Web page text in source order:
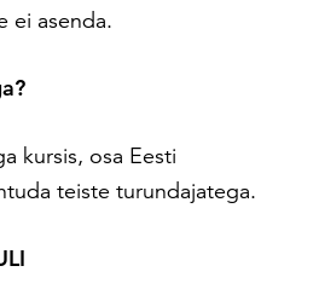
ei asenda.
kursis, osa Eesti
teiste turundajatega.